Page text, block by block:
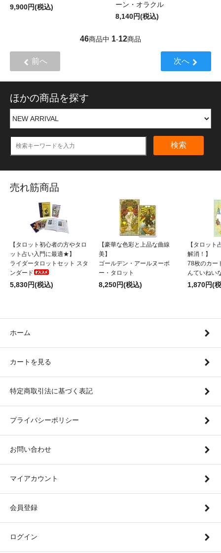
9,900円(税込)
ーン・オラクル
8,140円(税込)
46商品中 1-12商品
前へ 次へ
ほかの商品を探す
検索
売れ筋商品
【タロット初心者の方やタロ
ット占い入門に最適★】
ライダータロットセット スタ
ンダード
5,830円(税込)
【豪華な色彩と上品な曲線
美】
ゴールデン・アールヌーボ
ー・タロット
8,250円(税込)
【タロット
解消！】
78枚のカー
んていねい
1,870円(
ホーム
カートを見る
特定商取引法に基づく表記
プライバシーポリシー
お問い合わせ
マイアカウント
会員登録
ログイン